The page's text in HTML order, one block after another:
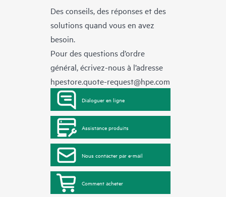
Des conseils, des réponses et des
solutions quand vous en avez
besoin.
Pour des questions d’ordre
général, écrivez-nous à l’adresse
hpestore.quote-request@hpe.com
Dialoguer en ligne
Assistance produits
Nous contacter par e-mail
Comment acheter